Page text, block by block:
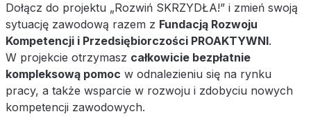
Dołącz do projektu „Rozwiń SKRZYDŁA!” i zmień swoją
sytuację zawodową razem z Fundacją Rozwoju
Kompetencji i Przedsiębiorczości PROAKTYWNI.
W projekcie otrzymasz całkowicie bezpłatnie
kompleksową pomoc w odnalezieniu się na rynku
pracy, a także wsparcie w rozwoju i zdobyciu nowych
kompetencji zawodowych.